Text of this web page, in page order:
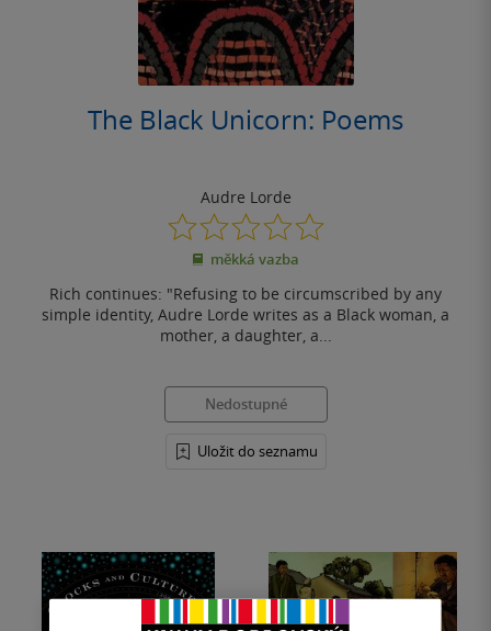
The Black Unicorn: Poems
Audre Lorde
0.0
z
5
měkká vazba
Rich continues: "Refusing to be circumscribed by any
simple identity, Audre Lorde writes as a Black woman, a
mother, a daughter, a...
Nedostupné
Uložit do seznamu